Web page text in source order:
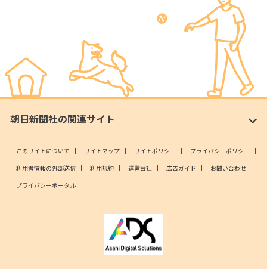
朝日新聞社の関連サイト
このサイトについて サイトマップ サイトポリシー
プライバシーポリシー
利用者情報の外部送信
利用規約 運営会社 広告ガイド
お問い合わせ
プライバシーポータル